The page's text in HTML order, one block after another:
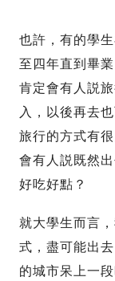
也許，有的學
至四年直到畢
肯定會有人説
入，以後再去
旅行的方式有
會有人説既然
好吃好點？
就大學生而言
式，盡可能出
的城市呆上一